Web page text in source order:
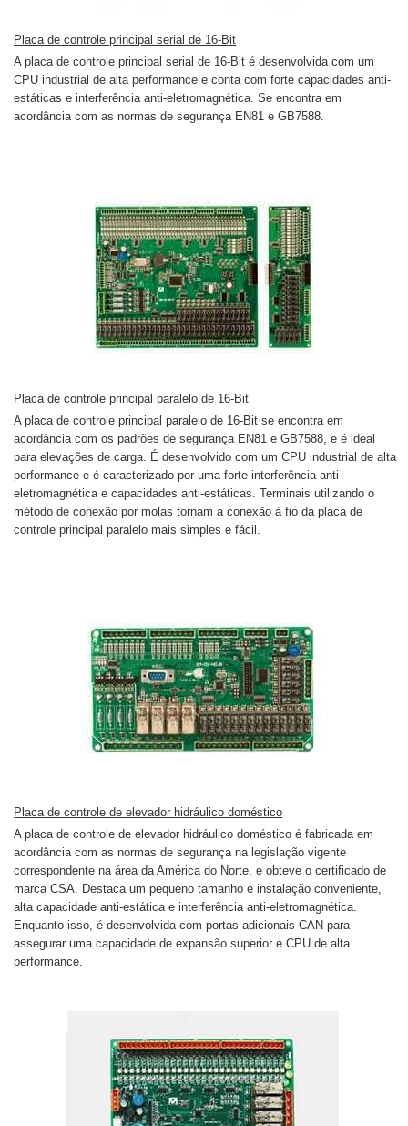
Placa de controle principal serial de 16-Bit
A placa de controle principal serial de 16-Bit é desenvolvida com um
CPU industrial de alta performance e conta com forte capacidades anti-
estáticas e interferência anti-eletromagnética. Se encontra em
acordância com as normas de segurança EN81 e GB7588.
Placa de controle principal paralelo de 16-Bit
A placa de controle principal paralelo de 16-Bit se encontra em
acordância com os padrões de segurança EN81 e GB7588, e é ideal
para elevações de carga. É desenvolvido com um CPU industrial de alta
performance e é caracterizado por uma forte interferência anti-
eletromagnética e capacidades anti-estáticas. Terminais utilizando o
método de conexão por molas tornam a conexão à fio da placa de
controle principal paralelo mais simples e fácil.
Placa de controle de elevador hidráulico doméstico
A placa de controle de elevador hidráulico doméstico é fabricada em
acordância com as normas de segurança na legislação vigente
correspondente na área da América do Norte, e obteve o certificado de
marca CSA. Destaca um pequeno tamanho e instalação conveniente,
alta capacidade anti-estática e interferência anti-eletromagnética.
Enquanto isso, é desenvolvida com portas adicionais CAN para
assegurar uma capacidade de expansão superior e CPU de alta
performance.